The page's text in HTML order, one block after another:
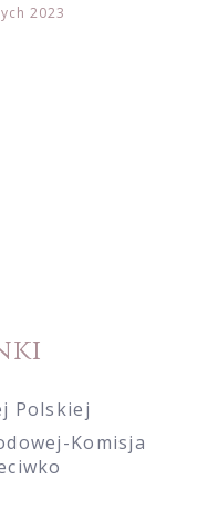
2023
Polskiej
Komisja